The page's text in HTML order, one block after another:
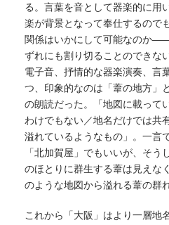
る。言葉を音として器楽的に用
楽が背景となって奉仕するので
関係はいかにして可能なのか
ずれにも割り切ることのできな
電子音、抒情的な器楽演奏、言
つ、印象的なのは「葦の地方」
の朗読だった。「地図に載って
わけでもない／地名だけでは共
溢れているようなもの」。一言
「北加賀屋」でもいいが、そ
のほとりに群生する葦は見えな
のような地図から溢れる葦の群
これから「大阪」はより一層地